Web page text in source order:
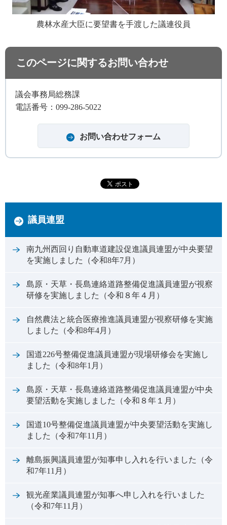
農林水産大臣に要望書を手渡した議連役員
このページに関するお問い合わせ
議会事務局総務課
電話番号：099-286-5022
議員連盟
南九州西回り自動車道建設促進議員連盟が中央要望
を実施しました（令和8年7月）
島原・天草・長島連絡道路整備促進議員連盟が視察
研修を実施しました（令和８年４月）
自然農法と統合医療推進議員連盟が視察研修を実施
しました（令和8年4月）
国道226号整備促進議員連盟が現場研修会を実施し
ました（令和8年1月）
島原・天草・長島連絡道路整備促進議員連盟が中央
要望活動を実施しました（令和８年１月）
国道10号整備促進議員連盟が中央要望活動を実施し
ました（令和7年11月）
離島振興議員連盟が知事申し入れを行いました（令
和7年11月）
観光産業議員連盟が知事へ申し入れを行いました
（令和7年11月）